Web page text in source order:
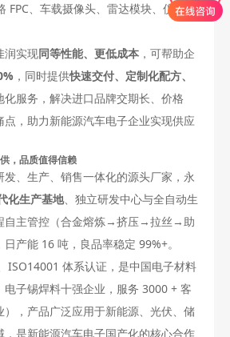
FPC、车载摄像头、雷达模块、仪表板
润实现同等性能、更低成本 ，可帮助企
，同时提供快速交付、定制化配方、
化服务，解决进口品牌交期长、价格
，助力新能源汽车电子企业实现供应
，品质值得信赖
、生产、销售一体化的源头厂家，永
化生产基地、独立研发中心与全自动生
自主管控（合金熔炼→挤压→拉丝→助
产能 16 吨，良品率稳定 99%+。
ISO14001 体系认证，是中国电子材料
电子锡焊料十强企业，服务 3000 + 客
），产品广泛应用于新能源、光伏、储
，是新能源汽车电子国产化的核心合作